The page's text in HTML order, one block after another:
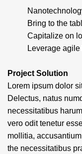
Bring to the
Capitalize on
Leverage
Project Solution
Lorem ipsum dolor
Delectus, natus
necessitatibus
vero odit tenetur
mollitia,
the necessitatibus